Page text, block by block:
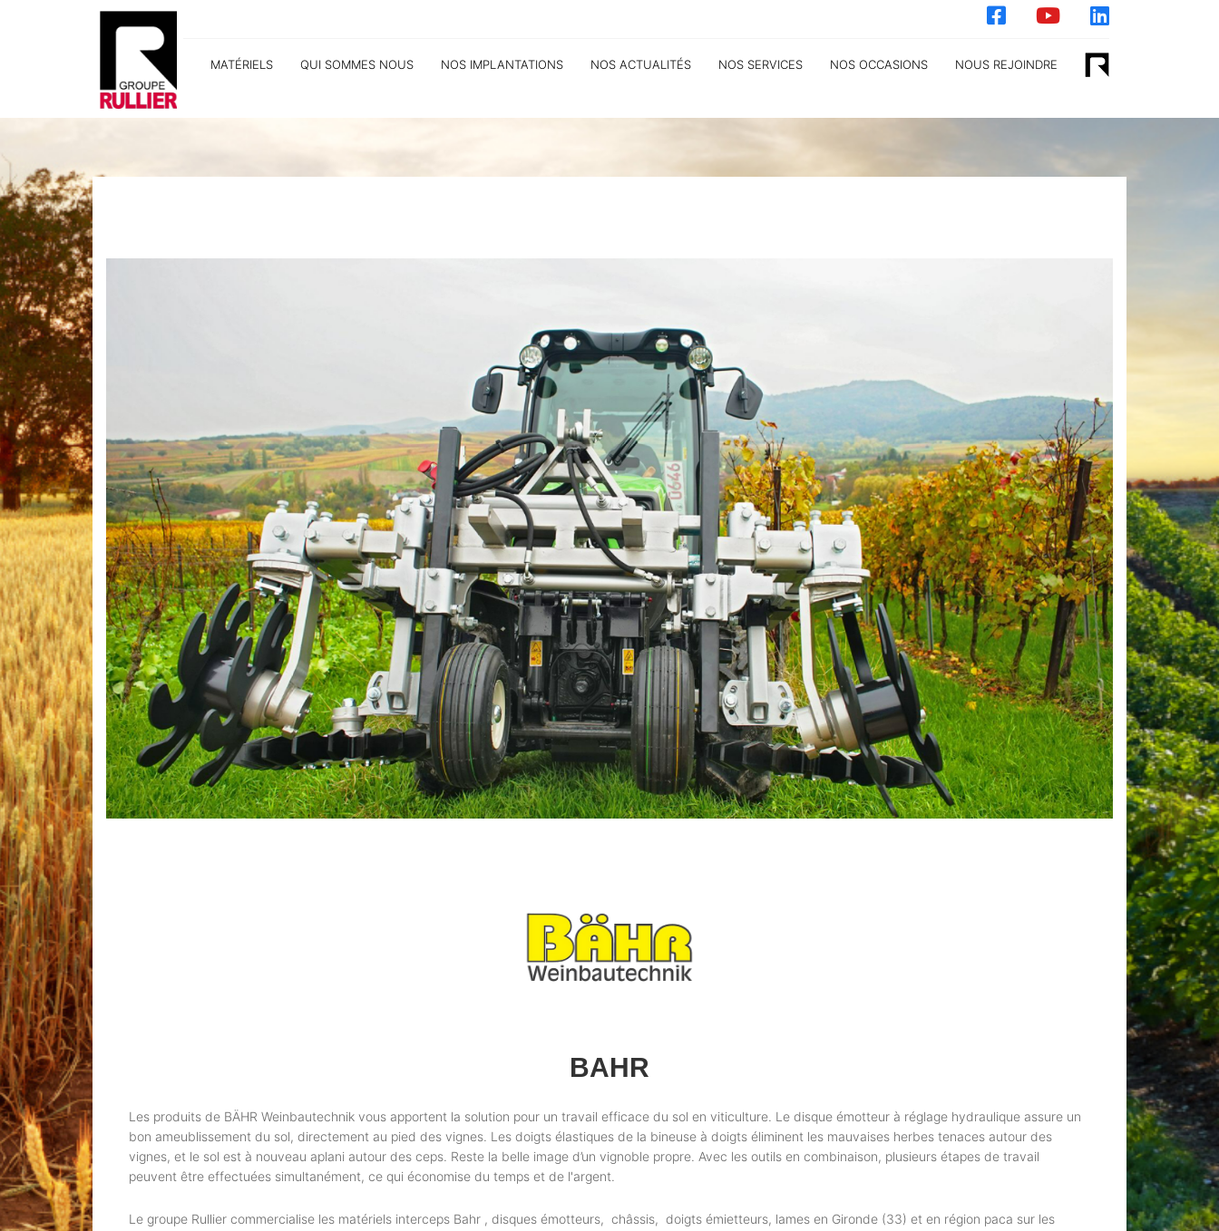
MATÉRIELS QUI SOMMES NOUS NOS IMPLANTATIONS NOS ACTUALITÉS NOS SERVICES NOS OCCASIONS NOUS REJOINDRE
BAHR
Les produits de BÄHR Weinbautechnik vous apportent la solution pour un travail efficace du sol en viticulture. Le disque émotteur à réglage hydraulique assure un
bon ameublissement du sol, directement au pied des vignes. Les doigts élastiques de la bineuse à doigts éliminent les mauvaises herbes tenaces autour des
vignes, et le sol est à nouveau aplani autour des ceps. Reste la belle image d’un vignoble propre. Avec les outils en combinaison, plusieurs étapes de travail
peuvent être effectuées simultanément, ce qui économise du temps et de l'argent.
Le groupe Rullier commercialise les matériels interceps Bahr , disques émotteurs, châssis, doigts émietteurs, lames en Gironde (33) et en région paca sur les